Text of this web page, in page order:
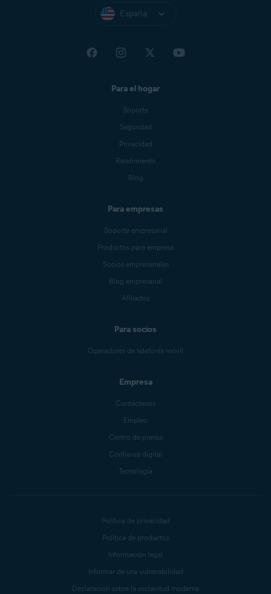
España
Para el hogar
Soporte
Seguridad
Privacidad
Rendimiento
Blog
Para empresas
Soporte empresarial
Productos para empresa
Socios empresariales
Blog empresarial
Afiliados
Para socios
Operadores de telefonía móvil
Empresa
Contáctenos
Empleo
Centro de prensa
Confianza digital
Tecnología
Política de privacidad
Política de productos
Información legal
Informar de una vulnerabilidad
Declaración sobre la esclavitud moderna